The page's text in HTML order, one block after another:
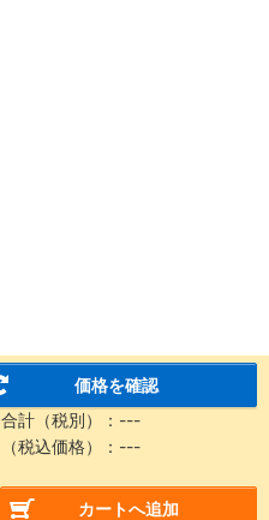
価格を確認
合計（税別）： ---
（税込価格）： ---
カートへ追加